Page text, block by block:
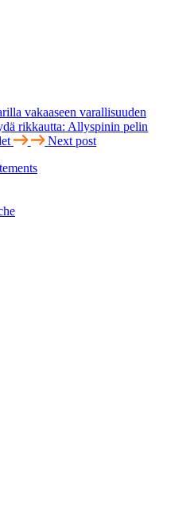
vakaaseen varallisuuden
rikkautta: Allyspinin pelin
Next post